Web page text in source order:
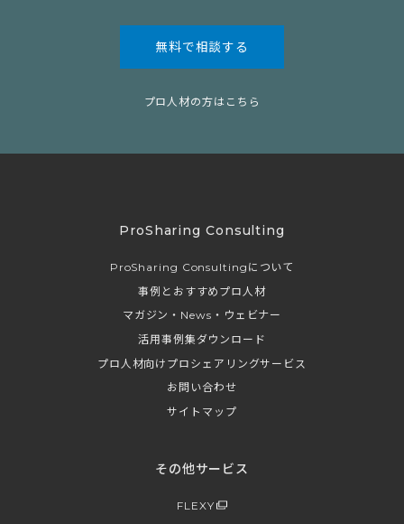
無料で相談する
プロ人材の方はこちら
ProSharing Consulting
ProSharing Consultingについて
事例とおすすめプロ人材
マガジン・News・ウェビナー
活用事例集ダウンロード
プロ人材向けプロシェアリングサービス
お問い合わせ
サイトマップ
その他サービス
FLEXY